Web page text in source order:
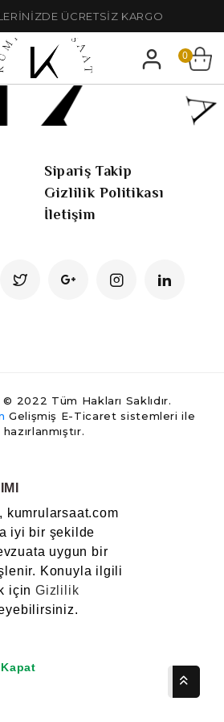
kumrularsaat.com
iyi bir şekilde
uygun bir
Konuyla ilgili
içinGizlilik
Kapat
ÜCRETSİZ KARGO
0
Sipariş Takip
Gizlilik Politikası
İletişim
2022 Tüm Hakları Saklıdır.
Gelişmiş E-Ticaret sistemleri ile
hazırlanmıştır.